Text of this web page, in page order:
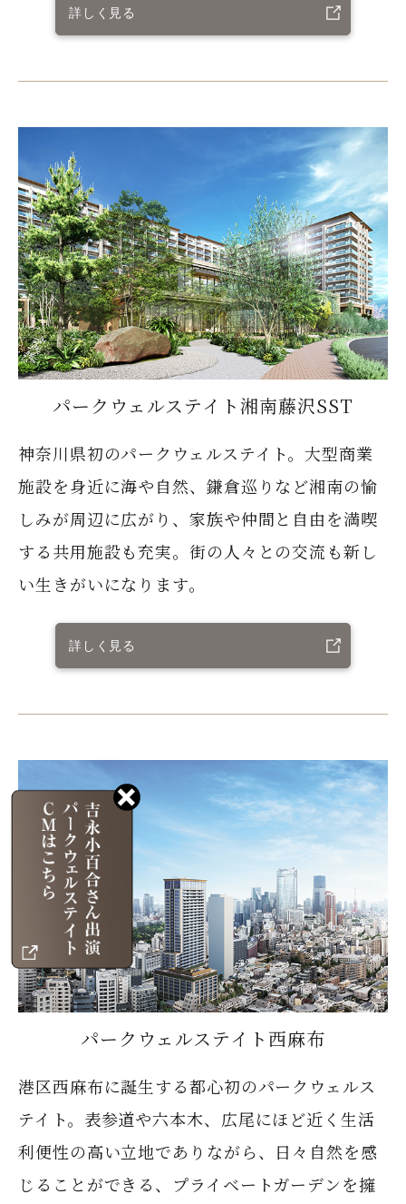
詳しく見る
パークウェルステイト湘南藤沢SST
神奈川県初のパークウェルステイト。大型商業
施設を身近に海や自然、鎌倉巡りなど湘南の愉
しみが周辺に広がり、家族や仲間と自由を満喫
する共用施設も充実。街の人々との交流も新し
い生きがいになります。
詳しく見る
パークウェルステイト西麻布
港区西麻布に誕生する都心初のパークウェルス
テイト。表参道や六本木、広尾にほど近く生活
利便性の高い立地でありながら、日々自然を感
じることができる、プライベートガーデンを擁